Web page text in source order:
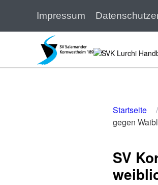
Zum Hauptinhalt springen
Impressum
Startseite
gegen
SV